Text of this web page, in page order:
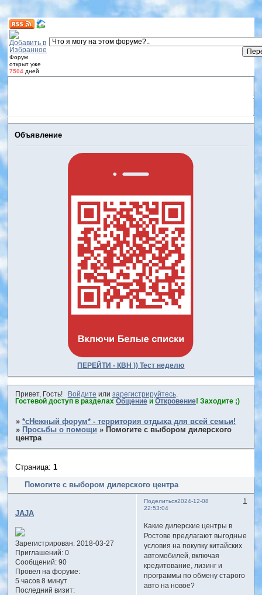
Форум
открыт уже
7504 дней
Объявление
ПЕРЕЙТИ - КВН )) Тест неделю
Привет, Гость! Войдите или зарегистрируйтесь.
Гостевой доступ в разделах Общениеи Откровение! Заходите ;)
»*сНежный форум* - территория отдыха для всей семьи!
» Просьбы о помощи » Помогите с выбором дилерского
центра
Помогите с выбором дилерского центра
Страница:1
Поделиться 1
2024-12-08
22:53:04
JAJA
Зарегистрирован: 2018-03-27
Приглашений:0
Сообщений:90
Провел на форуме:
5 часов 8 минут
Последний визит:
Какие дилерские центры в
Ростове предлагают выгодные
условия на покупку китайских
автомобилей, включая
кредитование, лизинг и
программы по обмену старого
авто на новое?